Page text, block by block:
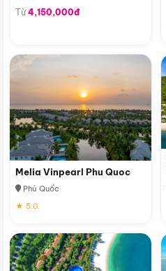
Từ4,150,000đ
Melia Vinpearl Phu Quoc
Phú Quốc
★ 5.0